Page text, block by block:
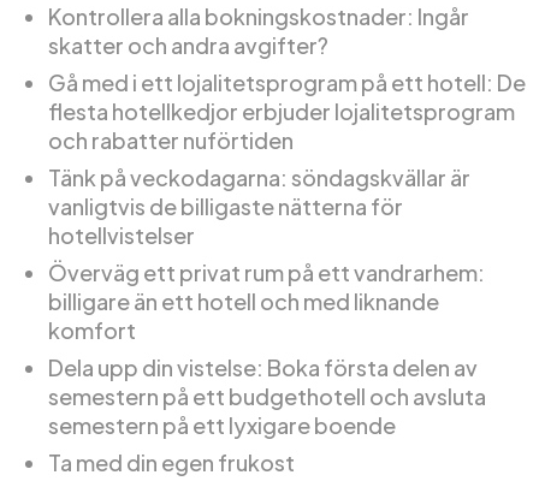
Kontrollera alla bokningskostnader: Ingår
skatter och andra avgifter?
Gå med i ett lojalitetsprogram på ett hotell: De
flesta hotellkedjor erbjuder lojalitetsprogram
och rabatter nuförtiden
Tänk på veckodagarna: söndagskvällar är
vanligtvis de billigaste nätterna för
hotellvistelser
Överväg ett privat rum på ett vandrarhem:
billigare än ett hotell och med liknande
komfort
Dela upp din vistelse: Boka första delen av
semestern på ett budgethotell och avsluta
semestern på ett lyxigare boende
Ta med din egen frukost